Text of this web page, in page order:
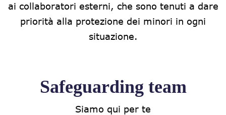
ai collaboratori esterni, che sono tenuti a dare
priorità alla protezione dei minori in ogni
situazione.
Safeguarding team
Siamo qui per te